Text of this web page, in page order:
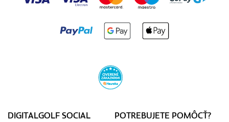
DIGITALGOLF SOCIAL
POTREBUJETE POMÔCŤ?